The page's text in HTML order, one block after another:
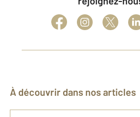
À découvrir dans nos articles